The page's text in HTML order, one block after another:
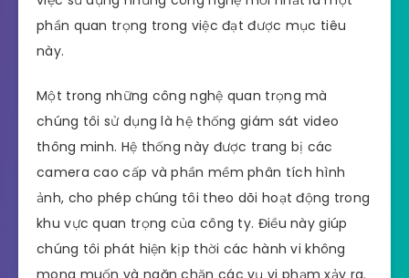
phần quan trọng trong việc đạt được mục tiêu
này.
Một trong những công nghệ quan trọng mà
chúng tôi sử dụng là hệ thống giám sát video
thông minh. Hệ thống này được trang bị các
camera cao cấp và phần mềm phân tích hình
ảnh, cho phép chúng tôi theo dõi hoạt động trong
khu vực quan trọng của công ty. Điều này giúp
chúng tôi phát hiện kịp thời các hành vi không
mong muốn và ngăn chặn các vụ vi phạm xảy ra.